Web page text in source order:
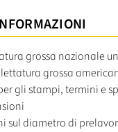
grossa nazionale
grossa
gli stampi, termini e
sul diametro di